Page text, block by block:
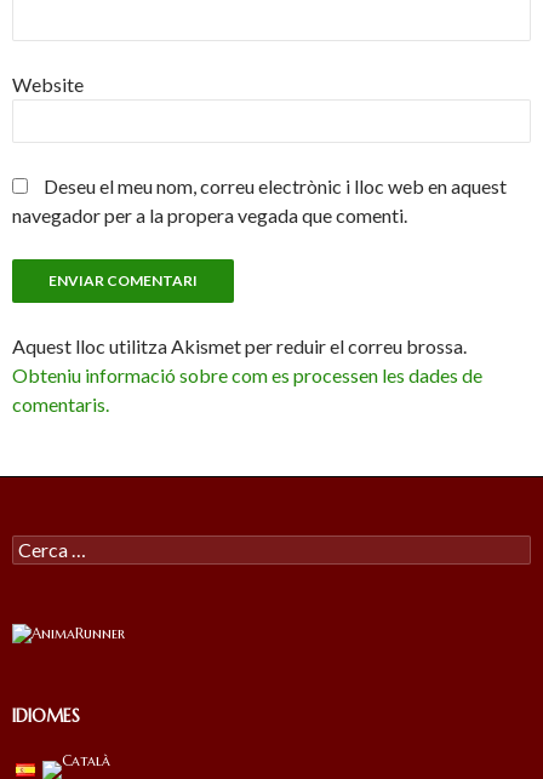
Website
Deseu el meu nom, correu electrònic i lloc web en aquest
navegador per a la propera vegada que comenti.
Aquest lloc utilitza Akismet per reduir el correu brossa.
Obteniu informació sobre com es processen les dades de
comentaris.
Cercar:
IDIOMES